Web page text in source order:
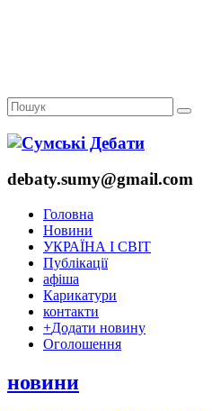
debaty.sumy@gmail.com
Головна
Новини
УКРАЇНА І СВІТ
Публікації
афіша
Карикатури
контакти
+Додати новину
Оголошення
новини